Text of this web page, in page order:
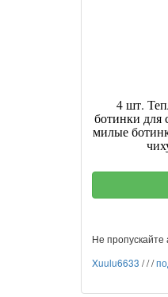
4 шт.
ботинки для
милые
Не
Xuulu6633 ///